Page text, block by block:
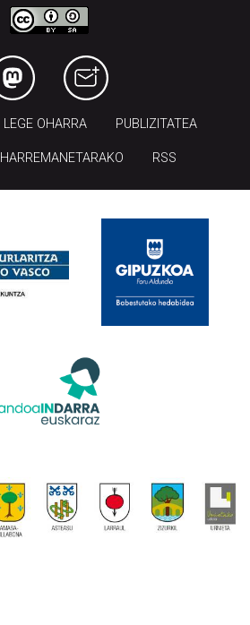
LEGE OHARRA PUBLIZITATEA
HARREMANETARAKO RSS